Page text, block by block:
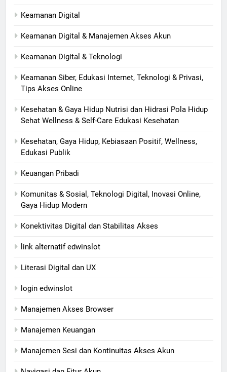
Keamanan Digital
Keamanan Digital & Manajemen Akses Akun
Keamanan Digital & Teknologi
Keamanan Siber, Edukasi Internet, Teknologi & Privasi,
Tips Akses Online
Kesehatan & Gaya Hidup Nutrisi dan Hidrasi Pola Hidup
Sehat Wellness & Self-Care Edukasi Kesehatan
Kesehatan, Gaya Hidup, Kebiasaan Positif, Wellness,
Edukasi Publik
Keuangan Pribadi
Komunitas & Sosial, Teknologi Digital, Inovasi Online,
Gaya Hidup Modern
Konektivitas Digital dan Stabilitas Akses
link alternatif edwinslot
Literasi Digital dan UX
login edwinslot
Manajemen Akses Browser
Manajemen Keuangan
Manajemen Sesi dan Kontinuitas Akses Akun